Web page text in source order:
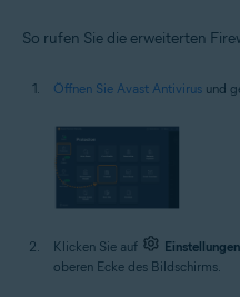
So rufen Sie die erweiterten
Öffnen Sie Avast Antivirus und
Klicken Sie auf Einstellungen
oberen Ecke des Bildschirms.